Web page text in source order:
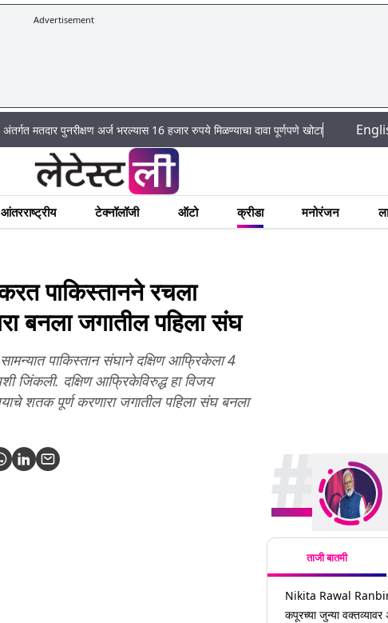
Advertisement
पुनरीक्षण अर्ज भरल्यास 16 हजार रुपये मिळण्याचा दावा पूर्णपणे खोटा|Mumbai Lake
आंतरराष्ट्रीय टेक्नॉलॉजी ऑटो क्रीडा मनोरंजन
पाकिस्तानने रचला
बनला जगातील पहिला संघ
पाकिस्तान संघाने दक्षिण आफ्रिकेला 4
जिंकली. दक्षिण आफ्रिकेविरुद्ध हा विजय
शतक पूर्ण करणारा जगातील पहिला संघ बनला
ताजी बातमी
Nikita Rawal
कपूरच्या जुन्या वक्तव्यावर